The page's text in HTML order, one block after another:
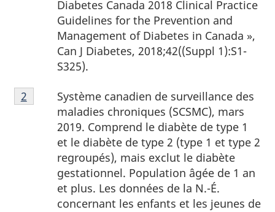
Diabetes Canada 2018 Clinical Practice
Guidelines for the Prevention and
Management of Diabetes in Canada »,
Can J Diabetes, 2018;42((Suppl 1):S1-
S325).
2
Système canadien de surveillance des
maladies chroniques (SCSMC), mars
2019. Comprend le diabète de type 1
et le diabète de type 2 (type 1 et type 2
regroupés), mais exclut le diabète
gestationnel. Population âgée de 1 an
et plus. Les données de la N.-É.
concernant les enfants et les jeunes de
Retour à laréférence de la note de bas de page
2